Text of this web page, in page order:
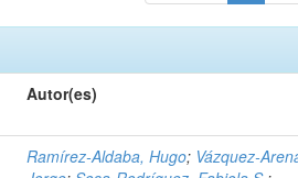
Autor(es)
Ramírez‑Aldaba, Hugo;